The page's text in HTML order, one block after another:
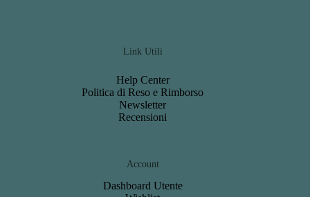
Link Utili
Help Center
Politica di Reso e Rimborso
Newsletter
Recensioni
Account
Dashboard Utente